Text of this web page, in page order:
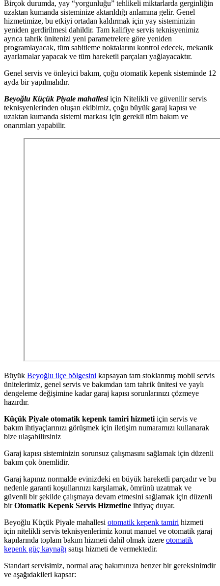
Birçok durumda, yay “yorgunluğu” tehlikeli miktarlarda gerginliğin
uzaktan kumanda sisteminize aktarıldığı anlamına gelir. Genel
hizmetimize, bu etkiyi ortadan kaldırmak için yay sisteminizin
yeniden gerdirilmesi dahildir. Tam kalifiye servis teknisyenimiz
ayrıca tahrik ünitenizi yeni parametrelere göre yeniden
programlayacak, tüm sabitleme noktalarını kontrol edecek, mekanik
ayarlamalar yapacak ve tüm hareketli parçaları yağlayacaktır.
Genel servis ve önleyici bakım, çoğu otomatik kepenk sisteminde 12
ayda bir yapılmalıdır.
Beyoğlu Küçük Piyale mahallesiiçin Nitelikli ve güvenilir servis
teknisyenlerinden oluşan ekibimiz, çoğu büyük garaj kapısı ve
uzaktan kumanda sistemi markası için gerekli tüm bakım ve
onarımları yapabilir.
Büyük Beyoğlu ilçe bölgesini kapsayan tam stoklanmış mobil servis
ünitelerimiz, genel servis ve bakımdan tam tahrik ünitesi ve yaylı
dengeleme değişimine kadar garaj kapısı sorunlarınızı çözmeye
hazırdır.
Küçük Piyale otomatik kepenk tamiri hizmeti için servis ve
bakım ihtiyaçlarınızı görüşmek için iletişim numaramızı kullanarak
bize ulaşabilirsiniz
Garaj kapısı sisteminizin sorunsuz çalışmasını sağlamak için düzenli
bakım çok önemlidir.
Garaj kapınız normalde evinizdeki en büyük hareketli parçadır ve bu
nedenle garanti koşullarınızı karşılamak, ömrünü uzatmak ve
güvenli bir şekilde çalışmaya devam etmesini sağlamak için düzenli
birOtomatik Kepenk Servis Hizmetine ihtiyaç duyar.
Beyoğlu Küçük Piyale mahallesi otomatik kepenk tamiri hizmeti
için nitelikli servis teknisyenlerimiz konut manuel ve otomatik garaj
kapılarında toplam bakım hizmeti dahil olmak üzere otomatik
kepenk güç kaynağı satışı hizmeti de vermektedir.
Standart servisimiz, normal araç bakımınıza benzer bir gereksinimdir
ve aşağıdakileri kapsar: